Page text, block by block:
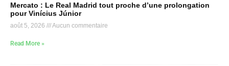
Mercato : Le Real Madrid tout proche d’une prolongation
pour Vinícius Júnior
août 5, 2026 Aucun commentaire
Read More »